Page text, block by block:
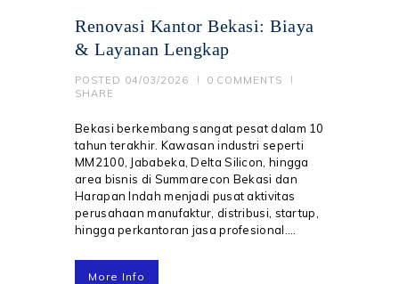
Renovasi Kantor Bekasi: Biaya
& Layanan Lengkap
POSTED 04/03/2026 0 COMMENTS
SHARE
Bekasi berkembang sangat pesat dalam 10
tahun terakhir. Kawasan industri seperti
MM2100, Jababeka, Delta Silicon, hingga
area bisnis di Summarecon Bekasi dan
Harapan Indah menjadi pusat aktivitas
perusahaan manufaktur, distribusi, startup,
hingga perkantoran jasa profesional.…
More Info